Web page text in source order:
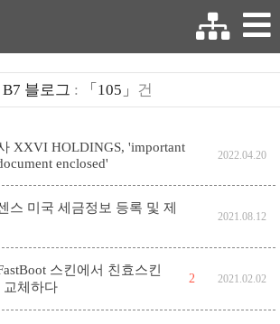
B7 블로그 : 「105」 건
XXVI HOLDINGS, 'important
enclosed'
2022.04.20
스 미국 세금정보 등록 및 제
2021.08.12
스킨에서 친효스킨
교체하다
2 2021.02.02